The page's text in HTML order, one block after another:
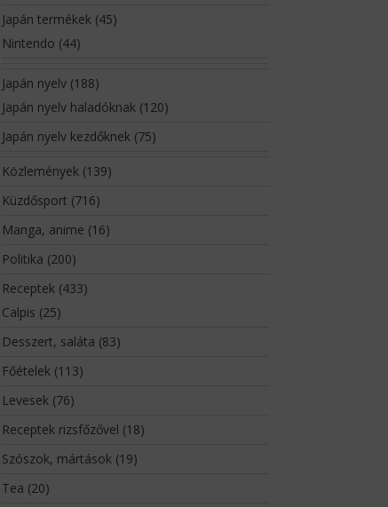
Japán termékek(45)
Nintendo (44)
Japán nyelv(188)
Japán nyelv haladóknak(120)
Japán nyelv kezdőknek(75)
Közlemények(139)
Küzdősport (716)
Manga, anime (16)
Politika (200)
Receptek(433)
Calpis (25)
Desszert, saláta (83)
Főételek(113)
Levesek(76)
Receptek rizsfőzővel (18)
Szószok, mártások(19)
Tea (20)